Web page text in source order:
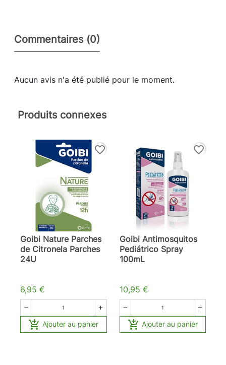
Commentaires (0)
Aucun avis n'a été publié pour le moment.
Produits connexes
favorite_border
Goibi Nature Parches
de Citronela Parches
24U
6,95 €
 
 Ajouter au panier
favorite_border
Goibi Antimosquitos
Pediátrico Spray
100mL
10,95 €
 
 Ajouter au panier